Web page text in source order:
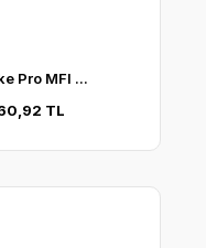
Pro MFI ...
TL